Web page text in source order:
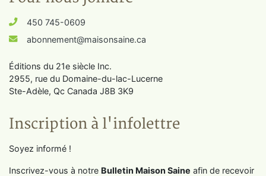
450 745-0609
abonnement@maisonsaine.ca
Éditions du 21e siècle Inc.
2955, rue du Domaine-du-lac-Lucerne
Ste-Adèle, Qc Canada J8B 3K9
Inscription à l'infolettre
Soyez informé !
Inscrivez-vous à notre Bulletin Maison Saine afin de recevoir